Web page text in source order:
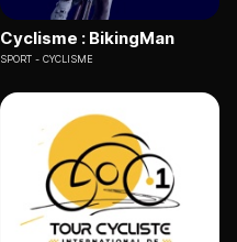
Cyclisme : BikingMan
SPORT CYCLISME